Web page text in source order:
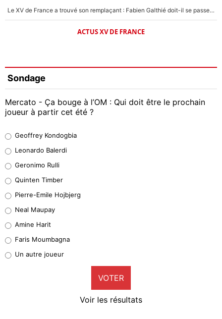
Le XV de France a trouvé son remplaçant : Fabien Galthié doit-il se passer d'Antoine Dupont ?
ACTUS XV DE FRANCE
Sondage
Mercato - Ça bouge à l’OM : Qui doit être le prochain
joueur à partir cet été ?
38%
32%
4%
1%
9%
Geoffrey Kondogbia
Leonardo Balerdi
Geronimo Rulli
Quinten Timber
Pierre-Emile Hojbjerg
Neal Maupay
Amine Harit
Faris Moumbagna
Un autre joueur
VOTER
Voir les résultats